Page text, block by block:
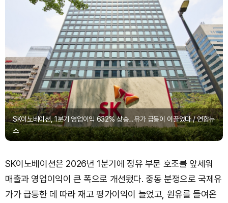
SK이노베이션, 1분기 영업이익 632% 상승…유가 급등이 이끌었다 / 연합뉴
스
SK이노베이션은 2026년 1분기에 정유 부문 호조를 앞세워
매출과 영업이익이 큰 폭으로 개선됐다. 중동 분쟁으로 국제유
가가 급등한 데 따라 재고 평가이익이 늘었고, 원유를 들여온